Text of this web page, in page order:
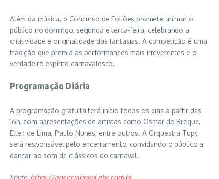
Além da música, o Concurso de Foliões promete animar o
público no domingo, segunda e terça-feira, celebrando a
criatividade e originalidade das fantasias. A competição é uma
tradição que premia as performances mais irreverentes e o
verdadeiro espírito carnavalesco.
Programação Diária
A programação gratuita terá início todos os dias a partir das
16h, com apresentações de artistas como Osmar do Breque,
Ellen de Lima, Paulo Nunes, entre outros. A Orquestra Tupy
será responsável pelo encerramento, convidando o público a
dançar ao som de clássicos do carnaval.
Fonte:https://agenciabrasil.ebc.com.br